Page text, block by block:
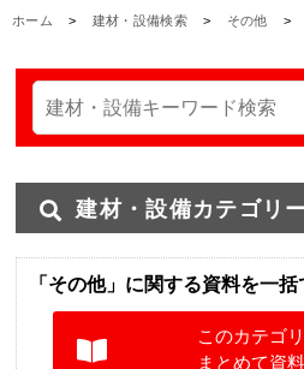
ホーム > 建材・設備検索 > その他 >
建材・設備カテゴリ
「その他」に関する資料を一
このカテゴ
まとめて資